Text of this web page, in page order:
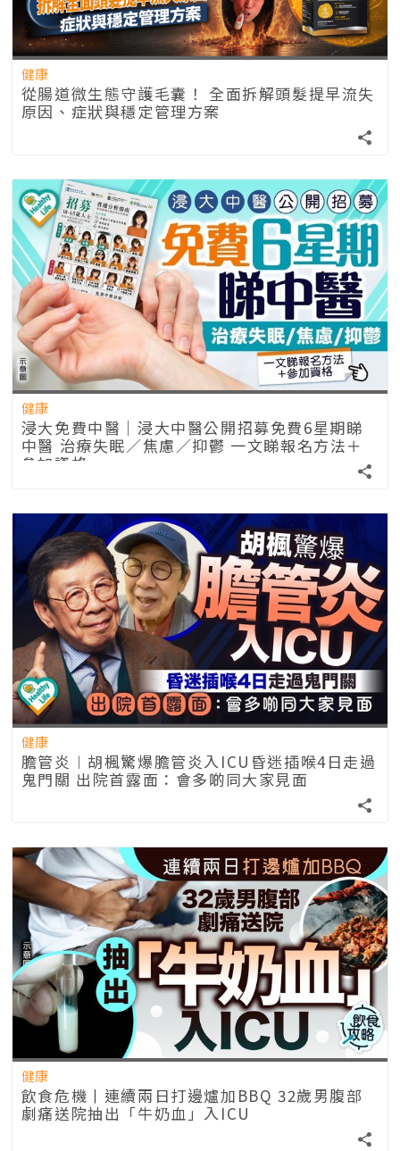
健康
從腸道微生態守護毛囊！ 全面拆解頭髮提早流失
原因、症狀與穩定管理方案
健康
浸大免費中醫｜浸大中醫公開招募免費6星期睇
中醫 治療失眠／焦慮／抑鬱 一文睇報名方法＋
參加資格
健康
膽管炎︱胡楓驚爆膽管炎入ICU昏迷插喉4日走過
鬼門關 出院首露面：會多啲同大家見面
健康
飲食危機丨連續兩日打邊爐加BBQ 32歲男腹部
劇痛送院抽出「牛奶血」入ICU